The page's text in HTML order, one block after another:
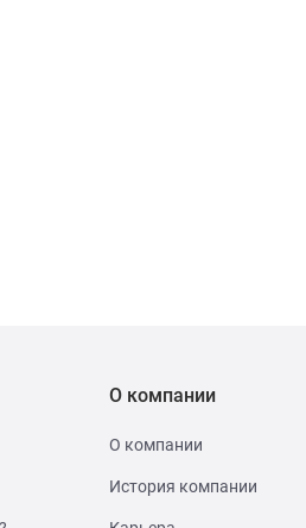
О компании
О компании
История компании